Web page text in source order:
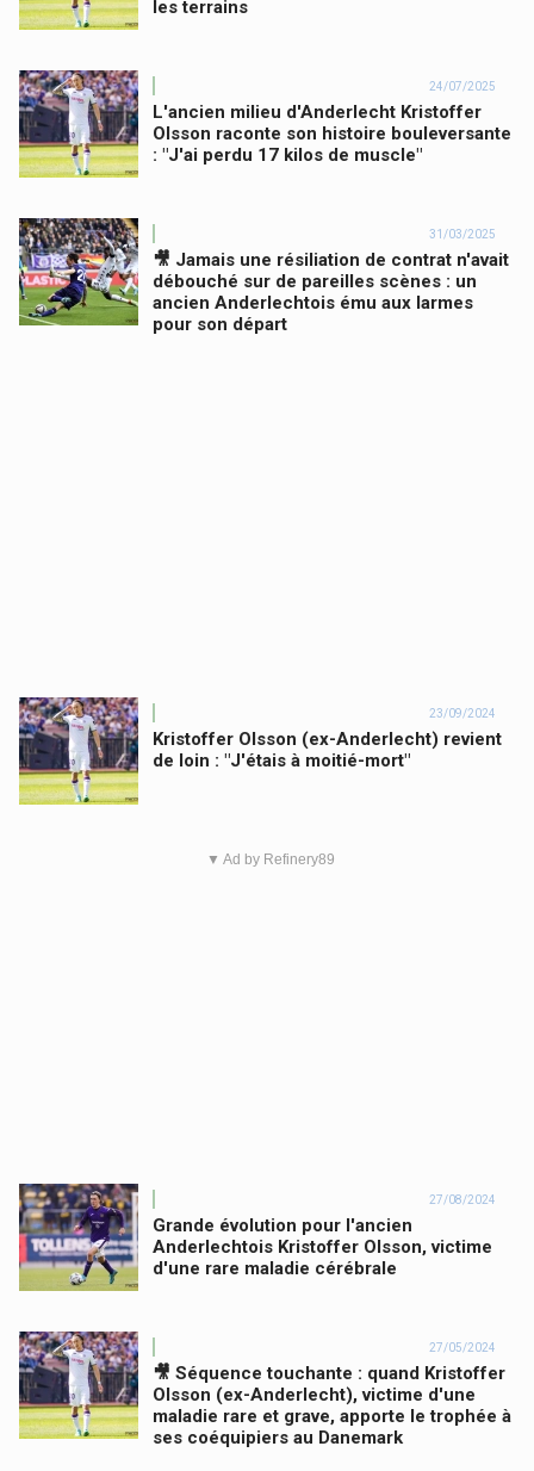
les terrains
24/07/2025
L'ancien milieu d'Anderlecht Kristoffer
Olsson raconte son histoire bouleversante
: "J'ai perdu 17 kilos de muscle"
31/03/2025
🎥 Jamais une résiliation de contrat n'avait
débouché sur de pareilles scènes : un
ancien Anderlechtois ému aux larmes
pour son départ
23/09/2024
Kristoffer Olsson (ex-Anderlecht) revient
de loin : "J'étais à moitié-mort"
▼ Ad by Refinery89
27/08/2024
Grande évolution pour l'ancien
Anderlechtois Kristoffer Olsson, victime
d'une rare maladie cérébrale
27/05/2024
🎥 Séquence touchante : quand Kristoffer
Olsson (ex-Anderlecht), victime d'une
maladie rare et grave, apporte le trophée à
ses coéquipiers au Danemark